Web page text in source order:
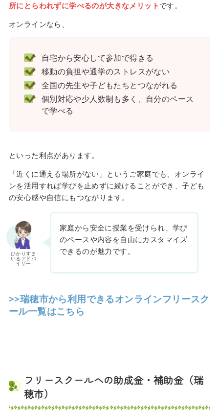
所にとらわれずに学べるのが大きなメリット です。
オンラインなら、
自宅から安心して参加で得きる
移動の負担や通学のストレスがない
全国の先生や子どもたちとつながれる
個別対応や少人数制も多く、自分のペース
で学べる
といった利点があります。
「近くに通える場所がない」というご家庭でも、オンライ
ンを活用すれば学びを止めずに続けることができ、子ども
の安心感や自信にもつながります。
ひかりすま
いるアドバ
イザー
家庭から安全に授業を受けられ、学び
のペースや内容を自由にカスタマイズ
できるのが魅力です。
>>瑞穂市から利用できるオンラインフリースク
ール一覧はこちら
フリースクールへの助成金・補助金（瑞
穂市）